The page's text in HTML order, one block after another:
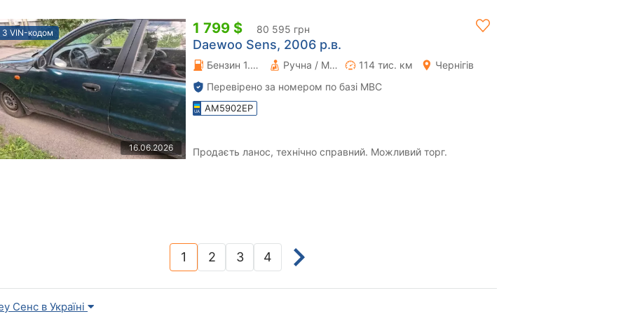
З VIN-кодом
16.06.2026
1 799 $ 80 595 грн
Daewoo Sens, 2006 р.в.
Бензин 1.5 л. Ручна / Механіка 114 тис. км
Чернігів
Перевірено за номером по базі МВС
AM5902EP
Продаєть ланос, технічно справний. Можливий торг.
1(current)
2 3 4
Сенс в Україні